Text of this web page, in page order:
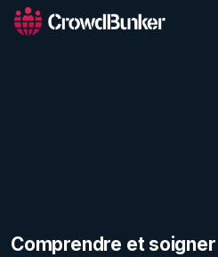
Comprendre et